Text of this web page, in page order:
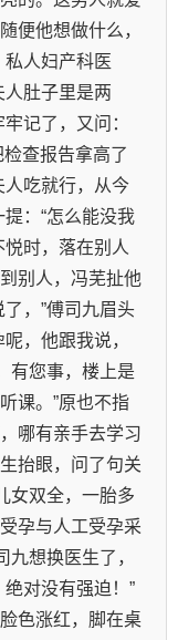
便他想做什么，
人妇产科医
人肚子里是两
记了，又问：
检查报告拿高了
人吃就行，从今
：“怎么能没我
时，落在别人
别人，冯芜扯他
，”傅司九眉头
，他跟我说，
有您事，楼上是
课。”原也不指
哪有亲手去学习
抬眼，问了句关
女双全，一胎多
孕与人工受孕采
九想换医生了，
对没有强迫！”
色涨红，脚在桌